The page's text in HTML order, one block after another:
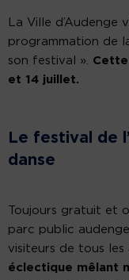
La Ville
programmation de
son festival ». Cette
et 14 juillet.
Le festival de
danse
Toujours gratuit et
parc public
visiteurs de tous les
éclectique mêlant